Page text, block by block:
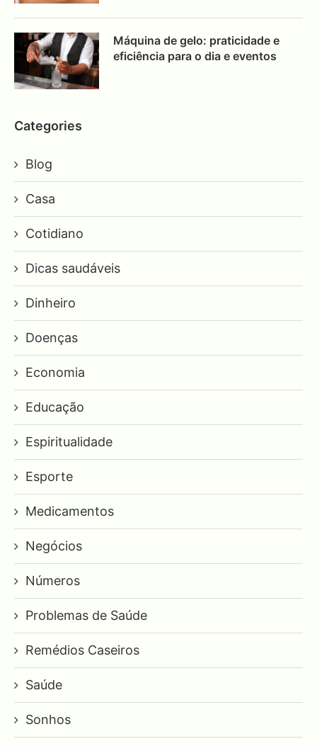
Máquina de gelo: praticidade e
eficiência para o dia e eventos
Categories
Blog
Casa
Cotidiano
Dicas saudáveis
Dinheiro
Doenças
Economia
Educação
Espiritualidade
Esporte
Medicamentos
Negócios
Números
Problemas de Saúde
Remédios Caseiros
Saúde
Sonhos